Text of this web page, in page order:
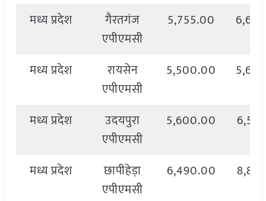
मध्य प्रदेश
गैरतगंज
एपीएमसी
5,755.00
मध्य प्रदेश
रायसेन
एपीएमसी
5,500.00
मध्य प्रदेश
उदयपुरा
एपीएमसी
5,600.00
मध्य प्रदेश
छापीहेड़ा
एपीएमसी
6,490.00